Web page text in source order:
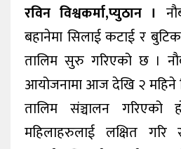
रविन विश्वकर्मा,प्युठान ।
बहानेमा सिलाई कटाई र
तालिम सुरु गरिएको छ ।
आयोजनामा आज देखि २ महिने
तालिम संञ्चालन गरिएको
महिलाहरुलाई लक्षित